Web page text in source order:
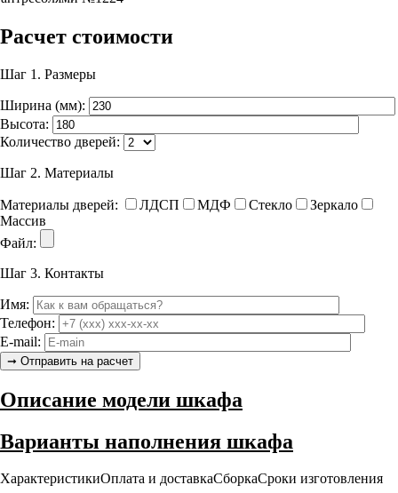
Расчет стоимости
Шаг 1. Размеры
Ширина (мм):
Высота:
Количество дверей:
Шаг 2. Материалы
Материалы дверей: ЛДСП МДФ Стекло
Зеркало
Массив
Файл:
Шаг 3. Контакты
Имя:
Телефон:
E-mail:
Описание модели шкафа
Варианты наполнения шкафа
ХарактеристикиОплата и доставкаСборкаСроки изготовления